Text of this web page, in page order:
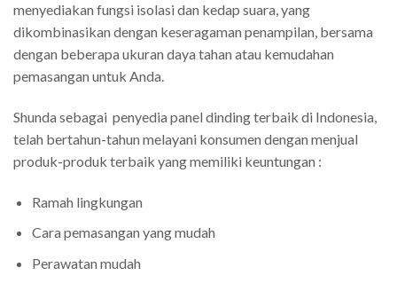
menyediakan fungsi isolasi dan kedap suara, yang
dikombinasikan dengan keseragaman penampilan, bersama
dengan beberapa ukuran daya tahan atau kemudahan
pemasangan untuk Anda.
Shunda sebagai penyedia panel dinding terbaik di Indonesia,
telah bertahun-tahun melayani konsumen dengan menjual
produk-produk terbaik yang memiliki keuntungan :
Ramah lingkungan
Cara pemasangan yang mudah
Perawatan mudah